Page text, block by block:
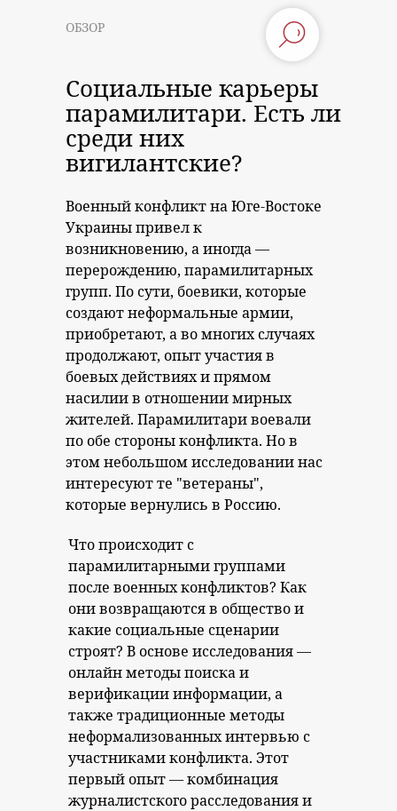
ОБЗОР
Социальные карьеры
парамилитари. Есть ли
среди них
вигилантские?
Военный конфликт на Юге-Востоке
Украины привел к
возникновению, а иногда —
перерождению, парамилитарных
групп. По сути, боевики, которые
создают неформальные армии,
приобретают, а во многих случаях
продолжают, опыт участия в
боевых действиях и прямом
насилии в отношении мирных
жителей. Парамилитари воевали
по обе стороны конфликта. Но в
этом небольшом исследовании нас
интересуют те "ветераны",
которые вернулись в Россию.
Что происходит с
парамилитарными группами
после военных конфликтов? Как
они возвращаются в общество и
какие социальные сценарии
строят? В основе исследования —
онлайн методы поиска и
верификации информации, а
также традиционные методы
неформализованных интервью с
участниками конфликта. Этот
первый опыт — комбинация
журналистского расследования и